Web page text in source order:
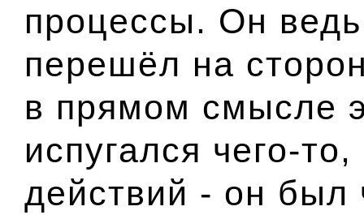
процессы. Он ведь
перешёл на
в прямом смысле
испугался чего-
действий - он был